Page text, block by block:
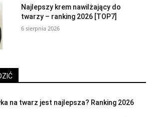
Najlepszy krem nawilżający do
twarzy – ranking 2026 [TOP7]
6 sierpnia 2026
na twarz jest najlepsza? Ranking 2026